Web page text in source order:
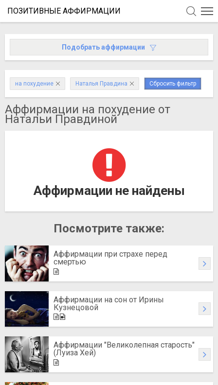
ПОЗИТИВНЫЕ АФФИРМАЦИИ
Подобрать аффирмации
на похудение Наталья Правдина Сбросить фильтр
Аффирмации на похудение от
Натальи Правдиной
Аффирмации не найдены
Посмотрите также:
Аффирмации при страхе перед
смертью
Аффирмации на сон от Ирины
Кузнецовой
Аффирмации "Великолепная старость"
(Луиза Хей)